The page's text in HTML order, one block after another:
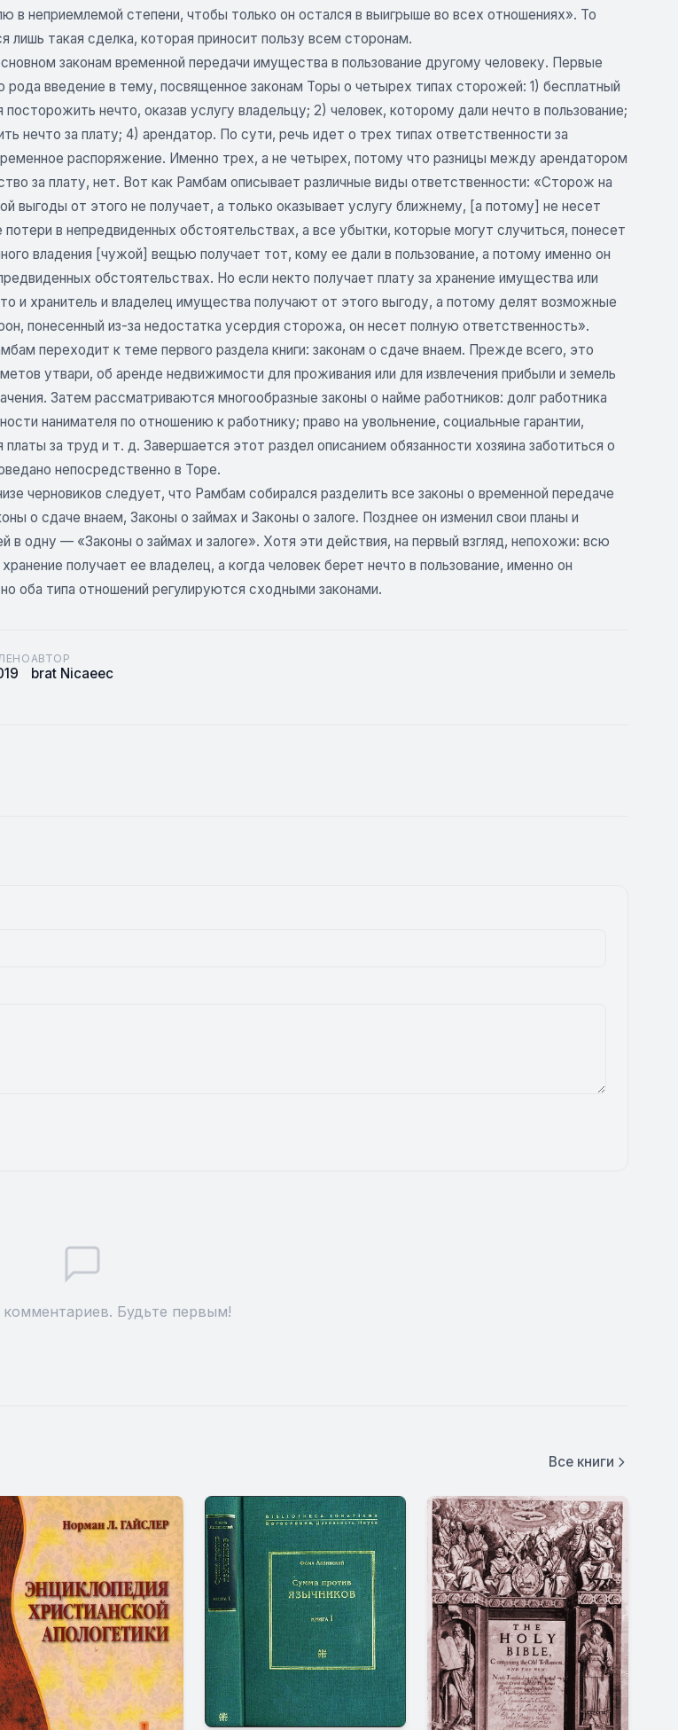
в неприемлемой степени, чтобы только он остался в выигрыше во всех отношениях». То
лишь такая сделка, которая приносит пользу всем сторонам.
законам временной передачи имущества в пользование другому человеку. Первые
рода введение в тему, посвященное законам Торы о четырех типах сторожей: 1) бесплатный
нечто, оказав услугу владельцу; 2) человек, которому дали нечто в пользование;
нечто за плату; 4) арендатор. По сути, речь идет о трех типах ответственности за
распоряжение. Именно трех, а не четырех, потому что разницы между арендатором
за плату, нет. Вот как Рамбам описывает различные виды ответственности: «Сторож на
выгоды от этого не получает, а только оказывает услугу ближнему, [а потому] не несет
потери в непредвиденных обстоятельствах, а все убытки, которые могут случиться, понесет
владения [чужой] вещью получает тот, кому ее дали в пользование, а потому именно он
обстоятельствах. Но если некто получает плату за хранение имущества или
и хранитель и владелец имущества получают от этого выгоду, а потому делят возможные
понесенный из-за недостатка усердия сторожа, он несет полную ответственность».
переходит к теме первого раздела книги: законам о сдаче внаем. Прежде всего, это
утвари, об аренде недвижимости для проживания или для извлечения прибыли и земель
Затем рассматриваются многообразные законы о найме работников: долг работника
нанимателя по отношению к работнику; право на увольнение, социальные гарантии,
за труд и т. д. Завершается этот раздел описанием обязанности хозяина заботиться о
непосредственно в Торе.
черновиков следует, что Рамбам собирался разделить все законы о временной передаче
о сдаче внаем, Законы о займах и Законы о залоге. Позднее он изменил свои планы и
в одну — «Законы о займах и залоге». Хотя эти действия, на первый взгляд, непохожи: всю
получает ее владелец, а когда человек берет нечто в пользование, именно он
оба типа отношений регулируются сходными законами.
АВТОР
brat Nicaeec
Будьте первым!
Все книги